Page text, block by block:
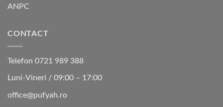
ANPC
CONTACT
Telefon 0721 989 388
Luni-Vineri / 09:00 – 17:00
office@pufyah.ro